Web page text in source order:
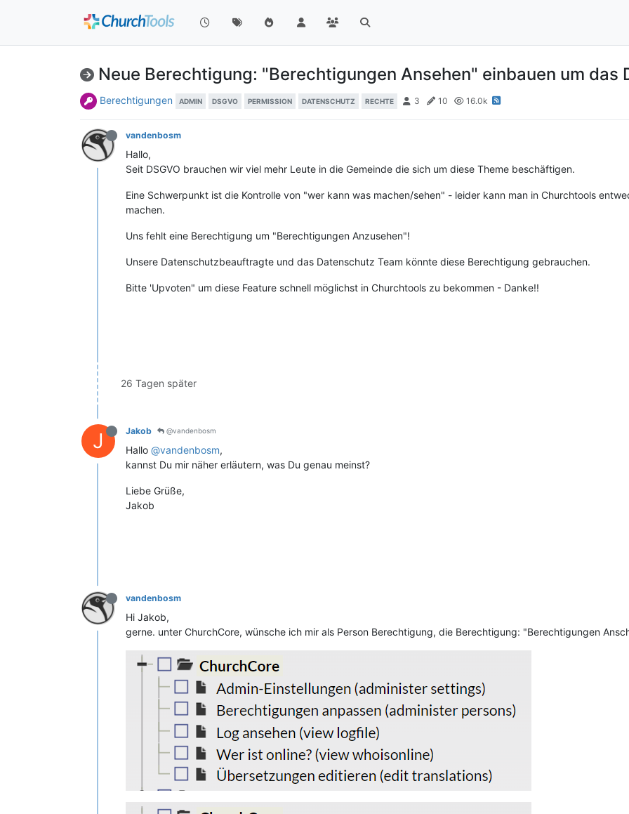
Neue Berechtigung: "Berechtigungen Ansehen" einbauen um das
Berechtigungen ADMIN DSGVO PERMISSION DATENSCHUTZ RECHTE 3 10 16.0k
vandenbosm
Hallo,
Seit DSGVO brauchen wir viel mehr Leute in die Gemeinde die sich um diese Theme beschäftigen.
Eine Schwerpunkt ist die Kontrolle von "wer kann was machen/sehen" - leider kann man in Churchtools
machen.
Uns fehlt eine Berechtigung um "Berechtigungen Anzusehen"!
Unsere Datenschutzbeauftragte und das Datenschutz Team könnte diese Berechtigung gebrauchen.
Bitte 'Upvoten" um diese Feature schnell möglichst in Churchtools zu bekommen - Danke!!
26 Tagen später
J Jakob @vandenbosm
Hallo @vandenbosm,
kannst Du mir näher erläutern, was Du genau meinst?
Liebe Grüße,
Jakob
vandenbosm
Hi Jakob,
gerne. unter ChurchCore, wünsche ich mir als Person Berechtigung, die Berechtigung: "Berechtigungen